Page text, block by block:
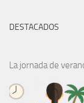
DESTACADOS
La jornada de